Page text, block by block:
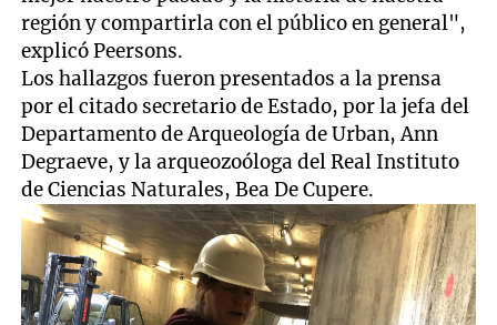
región y compartirla con el público en general",
explicó Peersons.
Los hallazgos fueron presentados a la prensa
por el citado secretario de Estado, por la jefa del
Departamento de Arqueología de Urban, Ann
Degraeve, y la arqueozoóloga del Real Instituto
de Ciencias Naturales, Bea De Cupere.